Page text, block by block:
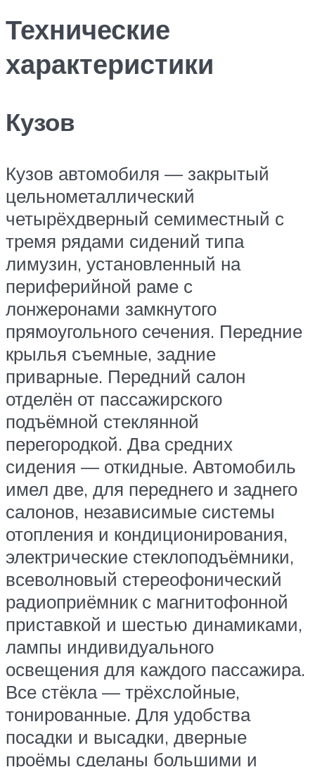
Технические
характеристики
Кузов
Кузов автомобиля — закрытый
цельнометаллический
четырёхдверный семиместный с
тремя рядами сидений типа
лимузин, установленный на
периферийной раме с
лонжеронами замкнутого
прямоугольного сечения. Передние
крылья съемные, задние
приварные. Передний салон
отделён от пассажирского
подъёмной стеклянной
перегородкой. Два средних
сидения — откидные. Автомобиль
имел две, для переднего и заднего
салонов, независимые системы
отопления и кондиционирования,
электрические стеклоподъёмники,
всеволновый стереофонический
радиоприёмник с магнитофонной
приставкой и шестью динамиками,
лампы индивидуального
освещения для каждого пассажира.
Все стёкла — трёхслойные,
тонированные. Для удобства
посадки и высадки, дверные
проёмы сделаны большими и